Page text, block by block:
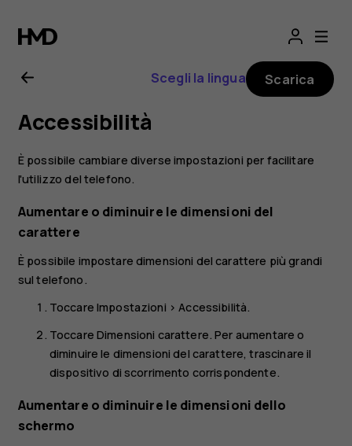
Manuale
d’uso
del
Nokia
8.1
Scegli la lingua Scarica
Accessibilità
È possibile cambiare diverse impostazioni per facilitare
l'utilizzo del telefono.
Aumentare o diminuire le dimensioni del
carattere
È possibile impostare dimensioni del carattere più grandi
sul telefono.
ToccareImpostazioni >Accessibilità.
ToccareDimensioni carattere. Per aumentare o
diminuire le dimensioni del carattere, trascinare il
dispositivo di scorrimento corrispondente.
Aumentare o diminuire le dimensioni dello
schermo